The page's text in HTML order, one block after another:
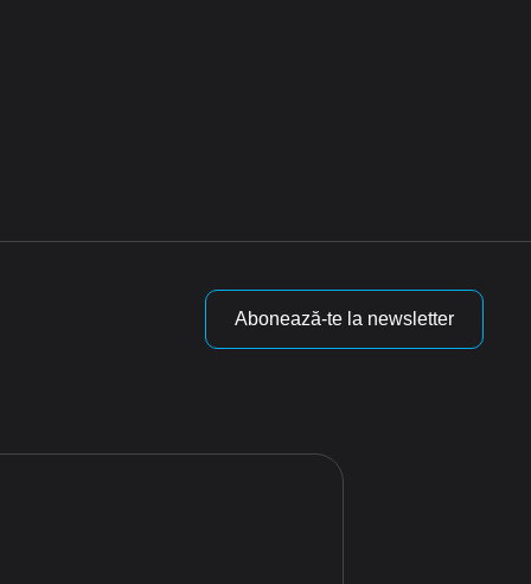
Abonează-te la newsletter